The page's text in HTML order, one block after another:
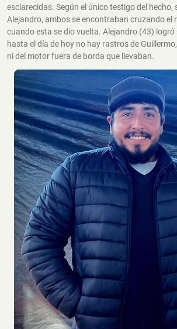
esclarecidas. Según el único testigo del hecho,
Alejandro, ambos se encontraban cruzando el
cuando esta se dio vuelta. Alejandro (43) logró
hasta el día de hoy no hay rastros de
ni del motor fuera de borda que llevaban.